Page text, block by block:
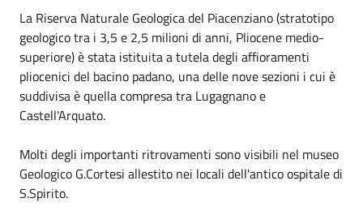
La Riserva Naturale Geologica del Piacenziano (stratotipo
geologico tra i 3,5 e 2,5 milioni di anni, Pliocene medio-
superiore) è stata istituita a tutela degli affioramenti
pliocenici del bacino padano, una delle nove sezioni i cui è
suddivisa è quella compresa tra Lugagnano e
Castell'Arquato.
Molti degli importanti ritrovamenti sono visibili nel museo
Geologico G.Cortesi allestito nei locali dell'antico ospitale di
S.Spirito.